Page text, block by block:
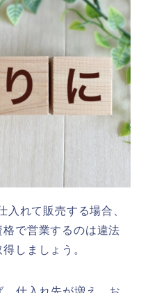
れて販売する場合、
格で営業するのは違法
しましょう。